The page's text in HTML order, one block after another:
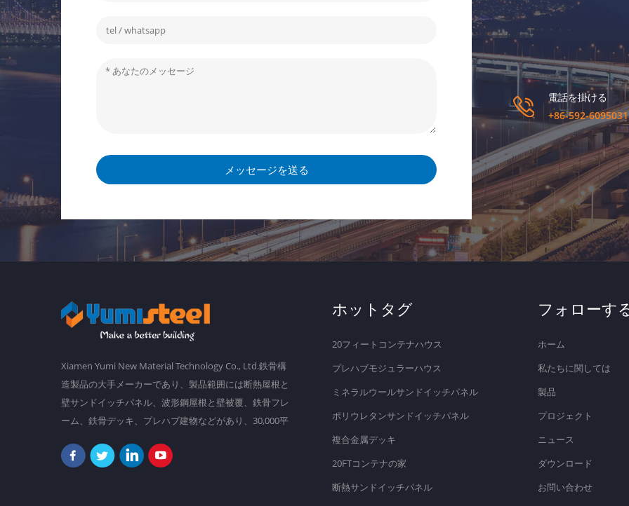
メッセージを送る
電話を掛ける
+86-592-6095031
Xiamen Yumi New Material Technology Co., Ltd.鉄骨構
造製品の大手メーカーであり、製品範囲には断熱屋根と
壁サンドイッチパネル、波形鋼屋根と壁被覆、鉄骨フレ
ーム、鉄骨デッキ、プレハブ建物などがあり、30,000平
フ。 私たちの目標は、勤勉さと知恵でより良い世界を
ホットタグ
20フィートコンテナハウス
プレハブモジュラーハウス
ミネラルウールサンドイッチパネル
ポリウレタンサンドイッチパネル
複合金属デッキ
20FTコンテナの家
断熱サンドイッチパネル
フォローす
ホーム
私たちに関しては
製品
プロジェクト
ニュース
ダウンロード
お問い合わせ